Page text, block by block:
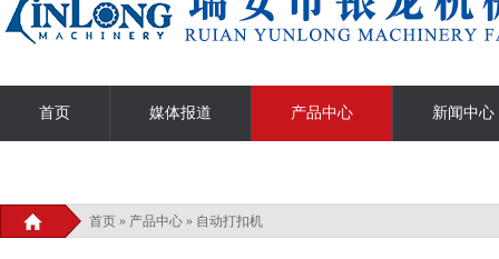
首页 媒体报道 产品中心 新闻中心
热门搜索关键词： 全自动压痕清废机 智能天地盖成型机
首页 » 产品中心 » 自动打扣机